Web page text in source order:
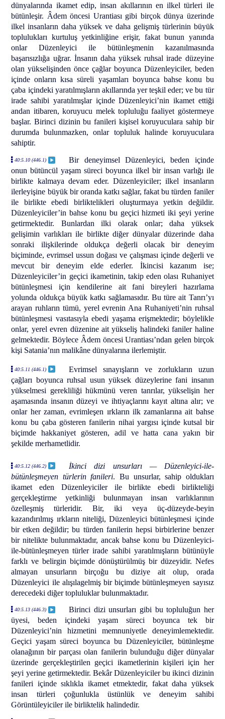
dünyalarında ikamet edip, insan akıllarının en ilkel türleri ile
bütünleşir. Âdem öncesi Urantiası gibi birçok dünya üzerinde
ilkel insanların daha yüksek ve daha gelişmiş türlerinin büyük
toplulukları kurtuluş yetkinliğine erişir, fakat bunun yanında
onlar Düzenleyici ile bütünleşmenin kazanılmasında
başarısızlığa uğrar. İnsanın daha yüksek ruhsal irade düzeyine
olan yükselişinden önce çağlar boyunca Düzenleyiciler, beden
içinde onların kısa süreli yaşamları boyunca bahse konu bu
çaba içindeki yaratılmışların akıllarında yer teşkil eder; ve bu tür
irade sahibi yaratılmışlar içinde Düzenleyici’nin ikamet ettiği
andan itibaren, koruyucu melek topluluğu faaliyet göstermeye
başlar. Birinci dizinin bu fanileri kişisel koruyuculara sahip bir
durumda bulunmazken, onlar topluluk halinde koruyuculara
sahiptir.
40:5.10 (446.1)
Bir deneyimsel Düzenleyici, beden içinde
onun bütüncül yaşam süreci boyunca ilkel bir insan varlığı ile
birlikte kalmaya devam eder. Düzenleyiciler; ilkel insanların
ilerleyişine büyük bir oranda katkı sağlar, fakat bu türden faniler
ile birlikte ebedi birliktelikleri oluşturmaya yetkin değildir.
Düzenleyiciler’in bahse konu bu geçici hizmeti iki şeyi yerine
getirmektedir. Bunlardan ilki olarak onlar; daha yüksek
gelişimin varlıkları ile birlikte diğer dünyalar düzerinde daha
sonraki ilişkilerinde oldukça değerli olacak bir deneyim
biçiminde, evrimsel ussun doğası ve çalışması içinde değerli ve
mevcut bir deneyim elde ederler. İkincisi kazanım ise;
Düzenleyiciler’in geçici ikametinin, takip eden olası Ruhaniyet
bütünleşmesi için kendilerine ait fani bireyleri hazırlama
yolunda oldukça büyük katkı sağlamasıdır. Bu türe ait Tanrı’yı
arayan ruhların tümü, yerel evrenin Ana Ruhaniyeti’nin ruhsal
bütünleşmesi vasıtasıyla ebedi yaşama erişmektedir; böylelikle
onlar, yerel evren düzenine ait yükseliş halindeki faniler haline
gelmektedir. Böylece Âdem öncesi Urantiası’ndan gelen birçok
kişi Satania’nın malikâne dünyalarına ilerlemiştir.
40:5.11 (446.1)
Evrimsel sınayışların ve zorlukların uzun
çağları boyunca ruhsal usun yüksek düzeylerine fani insanın
yükselmesi gerekliliği hükmünü veren tanrılar, yükselişin her
aşamasında insanın düzeyi ve ihtiyaçlarını kayıt altına alır; ve
onlar her zaman, evrimleşen ırkların ilk zamanlarına ait bahse
konu bu çaba gösteren fanilerin nihai yargısı içinde kutsal bir
biçimde hakkaniyet gösteren, adil ve hatta cana yakın bir
şekilde merhametlidir.
40:5.12 (446.2)
İkinci dizi unsurları — Düzenleyici-ile-
bütünleşmeyen türlerin fanileri. Bu unsurlar, sahip oldukları
ikamet eden Düzenleyiciler ile birlikte ebedi birlikteliği
gerçekleştirme yetkinliği bulunmayan insan varlıklarının
özelleşmiş türleridir. Bir, iki veya üç-düzeyde-beyin
kazandırılmış ırkların niteliği, Düzenleyici bütünleşmesi içinde
bir etken değildir; bu türden fanilerin hepsi birbirlerine benzer
bir nitelikte bulunmaktadır, ancak bahse konu bu Düzenleyici-
ile-bütünleşmeyen türler irade sahibi yaratılmışların bütünüyle
farklı ve belirgin biçimde dönüştürülmüş bir düzeyidir. Nefes
almayan unsurların birçoğu bu diziye ait olup, orada
Düzenleyici ile alışılagelmiş bir biçimde bütünleşmeyen sayısız
derecedeki diğer topluluklar bulunmaktadır.
40:5.13 (446.3)
Birinci dizi unsurları gibi bu topluluğun her
üyesi, beden içindeki yaşam süreci boyunca tek bir
Düzenleyici’nin hizmetini memnuniyetle deneyimlemektedir.
Geçici yaşam süreci boyunca bu Düzenleyiciler, bütünleşme
olanağının bir parçası olan fanilerin bulunduğu diğer dünyalar
üzerinde gerçekleştirilen geçici ikametlerinin kişileri için her
şeyi yerine getirmektedir. Bekâr Düzenleyiciler bu ikinci dizinin
fanileri içinde sıklıkla ikamet etmektedir, fakat daha yüksek
insan türleri çoğunlukla üstünlük ve deneyim sahibi
Görüntüleyiciler ile birliktelik halindedir.